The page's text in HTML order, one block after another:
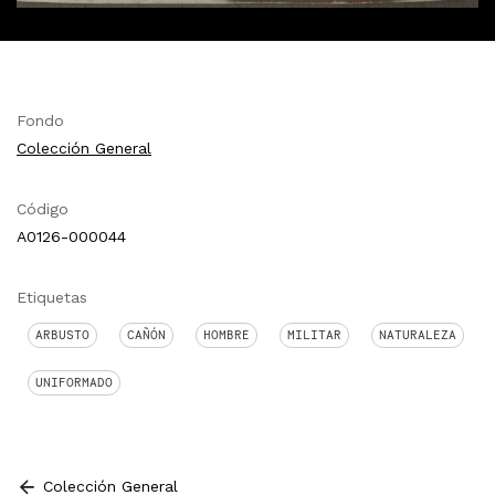
Fondo
Colección General
Código
A0126-000044
Etiquetas
ARBUSTO CAÑÓN HOMBRE MILITAR NATURALEZA
UNIFORMADO
Colección General